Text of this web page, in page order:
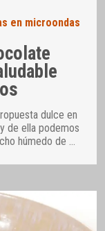
en microondas
dulce en
de ella podemos
húmedo de …